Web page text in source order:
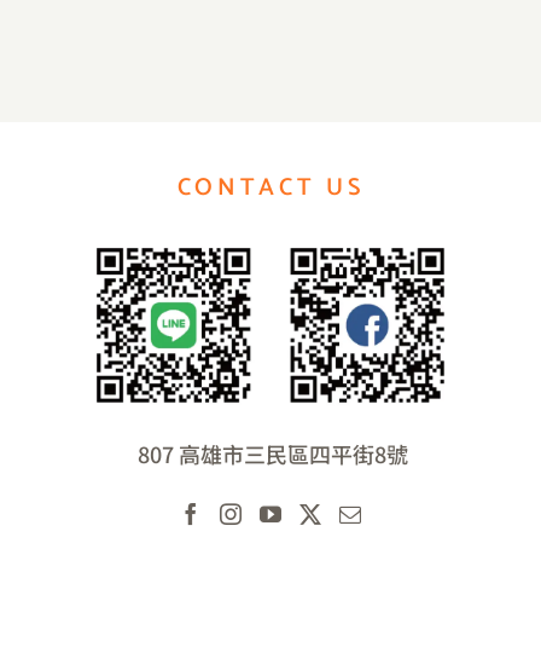
CONTACT US
807 高雄市三民區四平街8號